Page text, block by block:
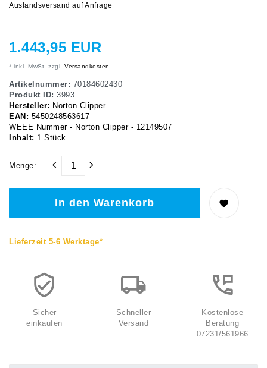
Auslandsversand auf Anfrage
1.443,95 EUR
* inkl. MwSt. zzgl. Versandkosten
Artikelnummer: 70184602430
Produkt ID: 3993
Hersteller: Norton Clipper
EAN: 5450248563617
WEEE Nummer - Norton Clipper - 12149507
Inhalt: 1 Stück
Menge:
In den Warenkorb
Lieferzeit 5-6 Werktage*
Sicher
einkaufen
Schneller
Versand
Kostenlose
Beratung
07231/561966